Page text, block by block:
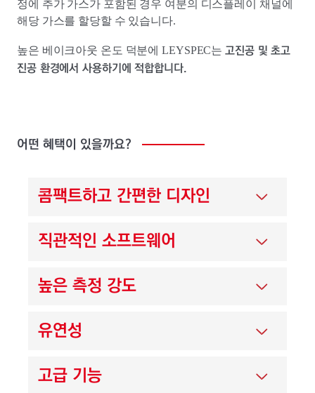
정에 추가 가스가 포함된 경우 여분의 디스플레이 채널에
해당 가스를 할당할 수 있습니다.
높은 베이크아웃 온도 덕분에 LEYSPEC는 고진공 및 초고
진공 환경에서 사용하기에 적합합니다.
어떤 혜택이 있을까요?
콤팩트하고 간편한 디자인
직관적인 소프트웨어
높은 측정 강도
유연성
고급 기능